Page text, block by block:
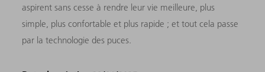
aspirent sans cesse à rendre leur vie meilleure, plus
simple, plus confortable et plus rapide ; et tout cela passe
par la technologie des puces.